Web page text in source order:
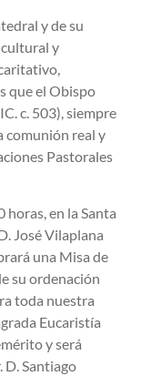
y de su
y
que el Obispo
c. 503), siempre
comunión real y
Pastorales
horas, en la Santa
José Vilaplana
una Misa de
su ordenación
toda nuestra
Eucaristía
y será
D. Santiago